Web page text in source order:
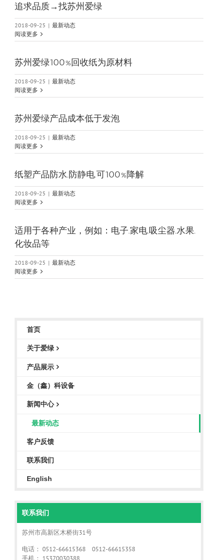
追求品质→找苏州爱绿
2018-09-25 | 最新动态
阅读更多
苏州爱绿100%回收纸为原材料
2018-09-25 | 最新动态
阅读更多
苏州爱绿产品成本低于发泡
2018-09-25 | 最新动态
阅读更多
纸塑产品防水.防静电.可100%降解
2018-09-25 | 最新动态
阅读更多
适用于各种产业，例如：电子.家电.吸尘器.水果.
化妆品等
2018-09-25 | 最新动态
阅读更多
首页
关于爱绿
产品展示
金（鑫）科设备
新闻中心
最新动态
客户反馈
联系我们
English
联系我们
苏州市高新区木桥街31号
电话： 0512-66615368 0512-66615358